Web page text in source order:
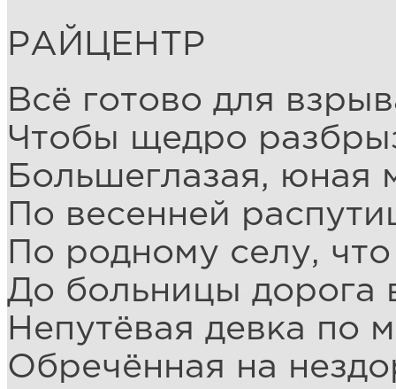
РАЙЦЕНТР
Всё готово для
Чтобы щедро
Большеглазая, юная
По весенней
По родному селу,
До больницы дорога
Непутёвая девка по
Обречённая на